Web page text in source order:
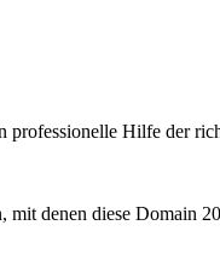
professionelle Hilfe der
denen diese Domain